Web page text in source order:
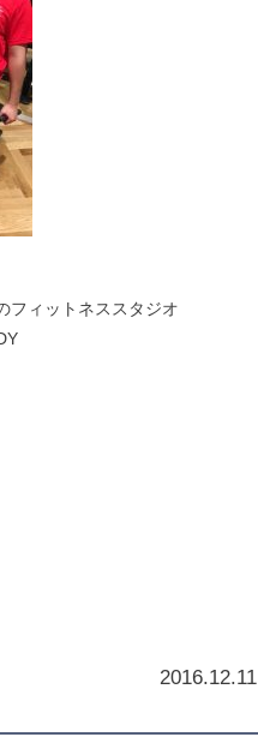
フィットネススタジオ
2016.12.11